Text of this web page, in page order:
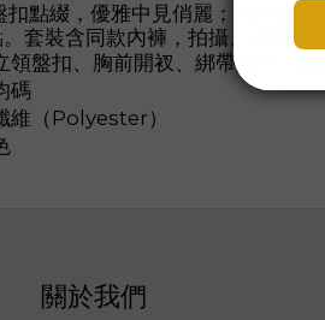
扣點綴，優雅中見俏麗；胸前微
套裝含同款內褲，拍攝、派對
領盤扣、胸前開衩、綁帶鏤空、露
碼
維（Polyester）
關於我們